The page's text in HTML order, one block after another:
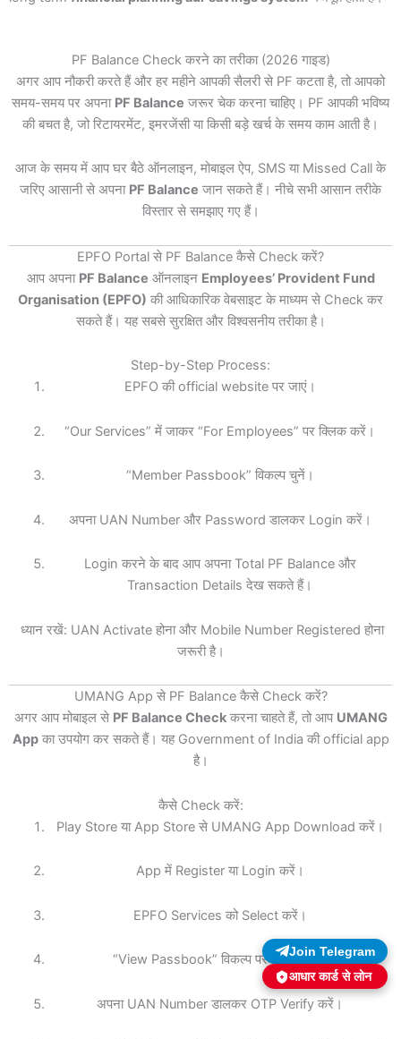
PF Balance Check करने का तरीका (2026 गाइड)
अगर आप नौकरी करते हैं और हर महीने आपकी सैलरी से PF कटता है, तो आपको
समय-समय पर अपना PF Balance जरूर चेक करना चाहिए। PF आपकी भविष्य
की बचत है, जो रिटायरमेंट, इमरजेंसी या किसी बड़े खर्च के समय काम आती है।
आज के समय में आप घर बैठे ऑनलाइन, मोबाइल ऐप, SMS या Missed Call के
जरिए आसानी से अपना PF Balance जान सकते हैं। नीचे सभी आसान तरीके
विस्तार से समझाए गए हैं।
EPFO Portal से PF Balance कैसे Check करें?
आप अपना PF Balance ऑनलाइन Employees’ Provident Fund
Organisation (EPFO) की आधिकारिक वेबसाइट के माध्यम से Check कर
सकते हैं। यह सबसे सुरक्षित और विश्वसनीय तरीका है।
Step-by-Step Process:
EPFO की official website पर जाएं।
“Our Services” में जाकर “For Employees” पर क्लिक करें।
“Member Passbook” विकल्प चुनें।
अपना UAN Number और Password डालकर Login करें।
Login करने के बाद आप अपना Total PF Balance और
Transaction Details देख सकते हैं।
ध्यान रखें: UAN Activate होना और Mobile Number Registered होना
जरूरी है।
UMANG App से PF Balance कैसे Check करें?
अगर आप मोबाइल से PF Balance Checkकरना चाहते हैं, तो आप UMANG
Appका उपयोग कर सकते हैं। यह Government of India की official app
है।
कैसे Check करें:
Play Store या App Store से UMANG App Download करें।
App में Register या Login करें।
EPFO Services को Select करें।
“View Passbook” विकल्प पर क्लिक करें।
अपना UAN Number डालकर OTP Verify करें।
Join Telegram
आधार कार्ड से लोन